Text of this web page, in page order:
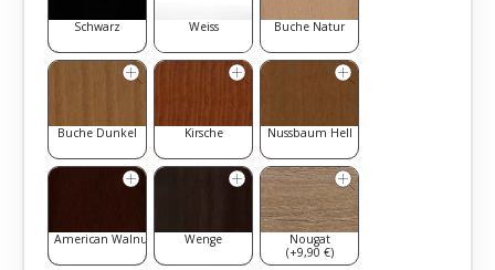
Schwarz Weiss Buche Natur
Buche Dunkel Kirsche Nussbaum Hell
American Walnut Wenge
Nougat
(+9,90 €)